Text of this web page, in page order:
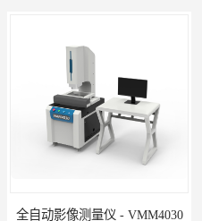
全自动影像测量仪 - VMM4030